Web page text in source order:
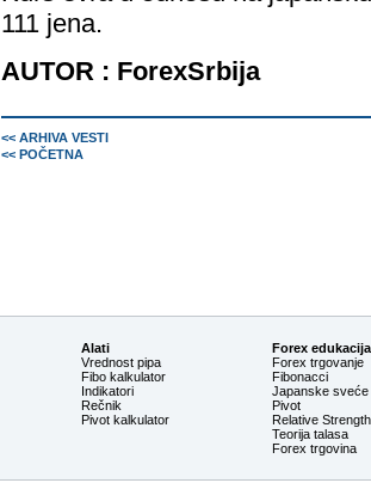
111 jena.
AUTOR : ForexSrbija
<< ARHIVA VESTI
<< POČETNA
Alati
Vrednost pipa
Fibo kalkulator
Indikatori
Rečnik
Pivot kalkulator
Forex edukacija
Forex trgovanje
Fibonacci
Japanske sveće
Pivot
Relative
Teorija talasa
Forex trgovina